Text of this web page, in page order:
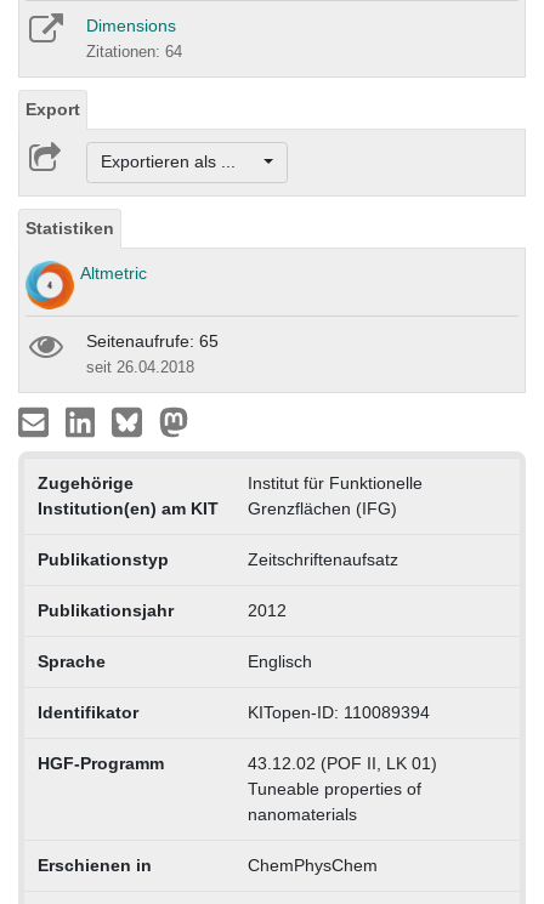
Dimensions
Zitationen: 64
Export
Exportieren als ...
Statistiken
Altmetric
Seitenaufrufe: 65
seit 26.04.2018
Zugehörige
Institution(en) am KIT
Institut für Funktionelle
Grenzflächen (IFG)
Publikationstyp Zeitschriftenaufsatz
Publikationsjahr 2012
Sprache Englisch
Identifikator KITopen-ID: 110089394
HGF-Programm
43.12.02 (POF II, LK 01)
Tuneable properties of
nanomaterials
Erschienen in ChemPhysChem